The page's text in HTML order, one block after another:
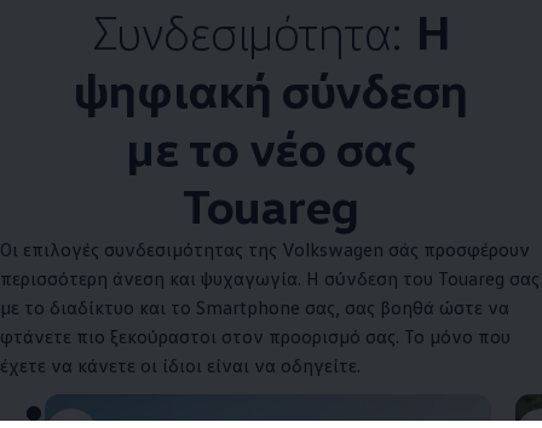
Συνδεσιμότητα: Η
ψηφιακή σύνδεση
με το νέο σας
Touareg
Οι επιλογές συνδεσιμότητας της Volkswagen σάς προσφέρουν
περισσότερη άνεση και ψυχαγωγία. Η σύνδεση του Touareg σας
με το διαδίκτυο και το Smartphone σας, σας βοηθά ώστε να
φτάνετε πιο ξεκούραστοι στον προορισμό σας. Το μόνο που
έχετε να κάνετε οι ίδιοι είναι να οδηγείτε.